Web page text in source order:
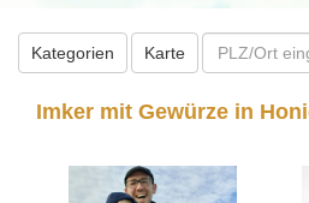
Kategorien Karte
Imker mit Gewürze in